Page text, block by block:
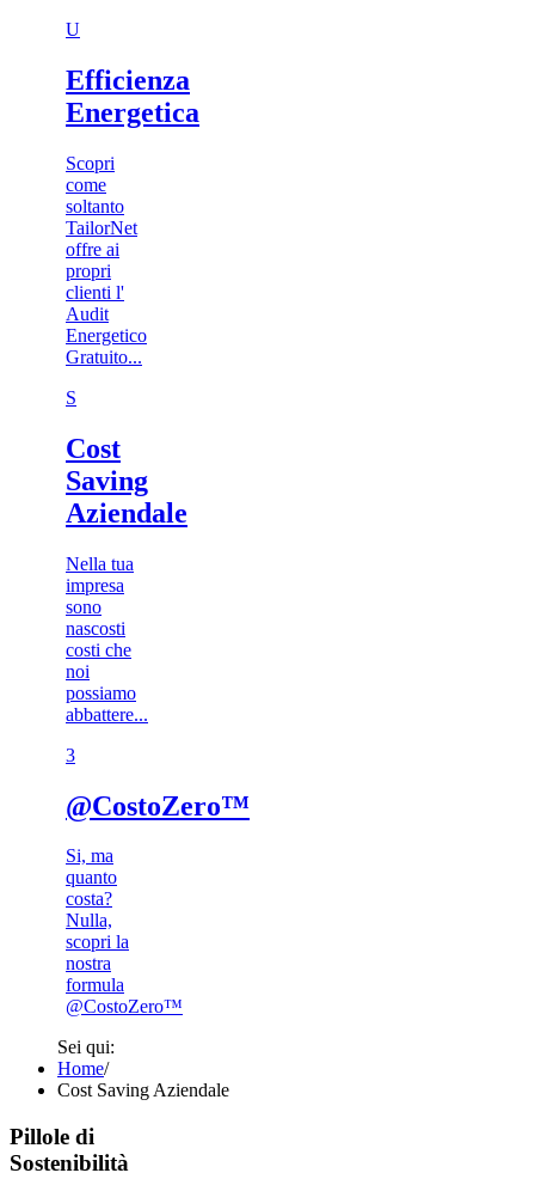
U
Efficienza
Energetica
Scopri
come
soltanto
TailorNet
offre ai
propri
clienti l'
Audit
Energetico
Gratuito...
S
Cost
Saving
Aziendale
Nella tua
impresa
sono
nascosti
costi che
noi
possiamo
abbattere...
3​
@CostoZero™
Si, ma
quanto
costa?
Nulla,
scopri la
nostra
formula
@CostoZero™
Sei qui:
Home/
Cost Saving Aziendale
Pillole di
Sostenibilità